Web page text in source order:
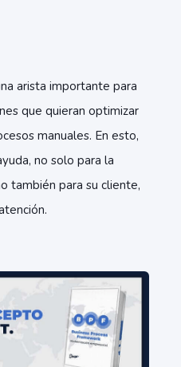
arista importante para
que quieran optimizar
manuales. En esto,
no solo para la
también para su cliente,